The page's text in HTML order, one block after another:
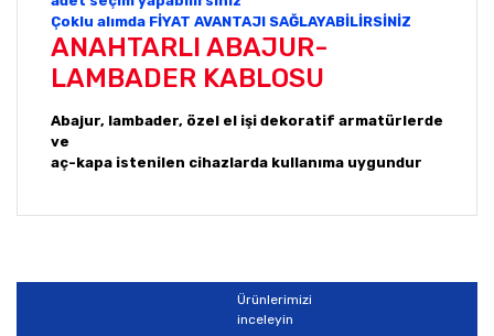
Çoklu alımda FİYAT AVANTAJI SAĞLAYABİLİRSİNİZ
ANAHTARLI ABAJUR-
LAMBADER KABLOSU
Abajur, lambader, özel el işi dekoratif armatürlerde
ve
aç-kapa istenilen cihazlarda kullanıma uygundur
Yorum Yaz
Bu ürünün fiyat bilgisi, resim, ürün açıklamalarında ve
Görüş ve önerileriniz için teşekkür ederiz.
Ürünlerimizi
inceleyin